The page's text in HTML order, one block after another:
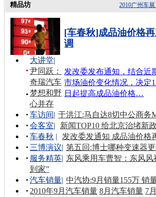
2010广州车展
精品坊
[车春秋]成品油价格
调
发改委发布通知，结合近
市场油价变化情况，决定
日起提高成品油价格…
大讲堂|
尹同跃：
奇瑞汽车
梦想和野
心并存
车访间| 于洪江:马自达8切中公商务
会客室|
新闻TOP10 给北京治堵新
车春秋 |
发改委发通知 成品油价格
三博演议| 第五回:博士哪种变速器
服务精英| 东风乘用车曹智：东风风
到家”
汽车销量| 中汽协:9月销量155万 销
2010年9月汽车销量 8月汽车销量 7